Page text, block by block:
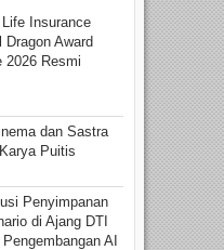
Insurance
Award
2026 Resmi
dan Sastra
Puitis
Penyimpanan
di Ajang DTI
AI